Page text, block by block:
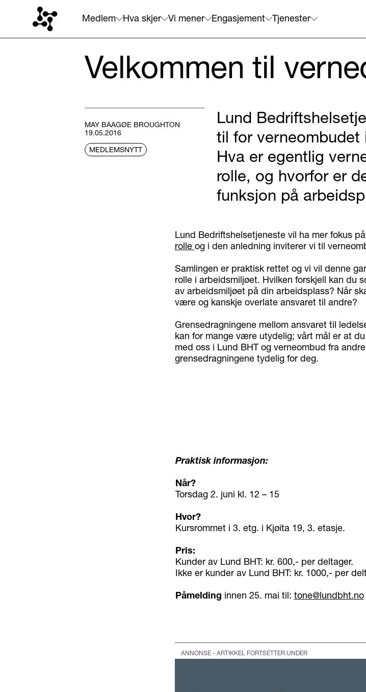
Medlem Hva skjer Vi mener Engasjement Tjenester
Velkommen til
MAY BAAGØE BROUGHTON
19.05.2016
MEDLEMSNYTT
Lund
til for verneombudet
Hva er egentlig
rolle, og hvorfor er
funksjon på
Lund Bedriftshelsetjeneste vil ha mer fokus
rolle og i den anledning inviterer vi til
Samlingen er praktisk rettet og vi vil denne
rolle i arbeidsmiljøet. Hvilken forskjell kan du
av arbeidsmiljøet på din arbeidsplass? Når
være og kanskje overlate ansvaret til andre?
Grensedragningene mellom ansvaret til
kan for mange være utydelig; vårt mål er at
med oss i Lund BHT og verneombud fra
grensedragningene tydelig for deg.
Praktisk informasjon:
Når?
Torsdag 2. juni kl. 12 – 15
Hvor?
Kursrommet i 3. etg. i Kjøita 19, 3. etasje.
Pris:
Kunder av Lund BHT: kr. 600,- per deltager.
Ikke er kunder av Lund BHT: kr. 1000,- per
Påmelding innen 25. mai til: tone@lundbht.no
ANNONSE - ARTIKKEL FORTSETTER UNDER